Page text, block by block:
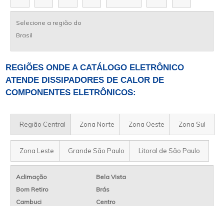
Selecione a região do
Brasil
REGIÕES ONDE A CATÁLOGO ELETRÔNICO
ATENDE DISSIPADORES DE CALOR DE
COMPONENTES ELETRÔNICOS:
Região Central Zona Norte Zona Oeste Zona Sul
Zona Leste Grande São Paulo Litoral de São Paulo
Aclimação
Bela Vista
Bom Retiro
Brás
Cambuci
Centro